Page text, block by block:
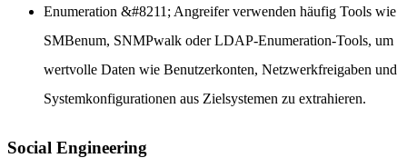
Enumeration &#8211; Angreifer verwenden häufig Tools wie
SMBenum, SNMPwalk oder LDAP-Enumeration-Tools, um
wertvolle Daten wie Benutzerkonten, Netzwerkfreigaben und
Systemkonfigurationen aus Zielsystemen zu extrahieren.
Social Engineering